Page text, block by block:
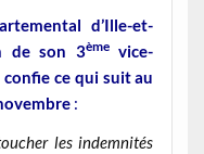
d’Ille-et-
de son 3èmevice-
confie ce qui suit au
:
les indemnités